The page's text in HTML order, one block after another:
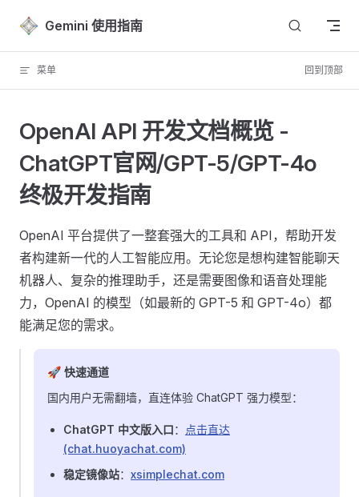
Skip to content
Gemini 使用指南
菜单 回到顶部
OpenAI API 开发文档概览 -
ChatGPT官网/GPT-5/GPT-4o
终极开发指南
OpenAI 平台提供了一整套强大的工具和 API，帮助开发
者构建新一代的人工智能应用。无论您是想构建智能聊天
机器人、复杂的推理助手，还是需要图像和语音处理能
力，OpenAI 的模型（如最新的 GPT-5 和 GPT-4o）都
能满足您的需求。
🚀 快速通道
国内用户无需翻墙，直连体验 ChatGPT 强力模型：
ChatGPT 中文版入口：
点击直达
(chat.huoyachat.com)
稳定镜像站： xsimplechat.com